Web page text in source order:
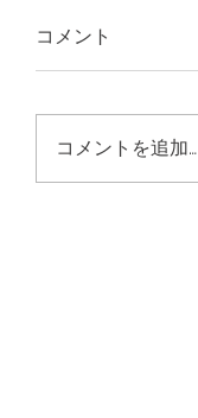
コメント
コメントを追加…